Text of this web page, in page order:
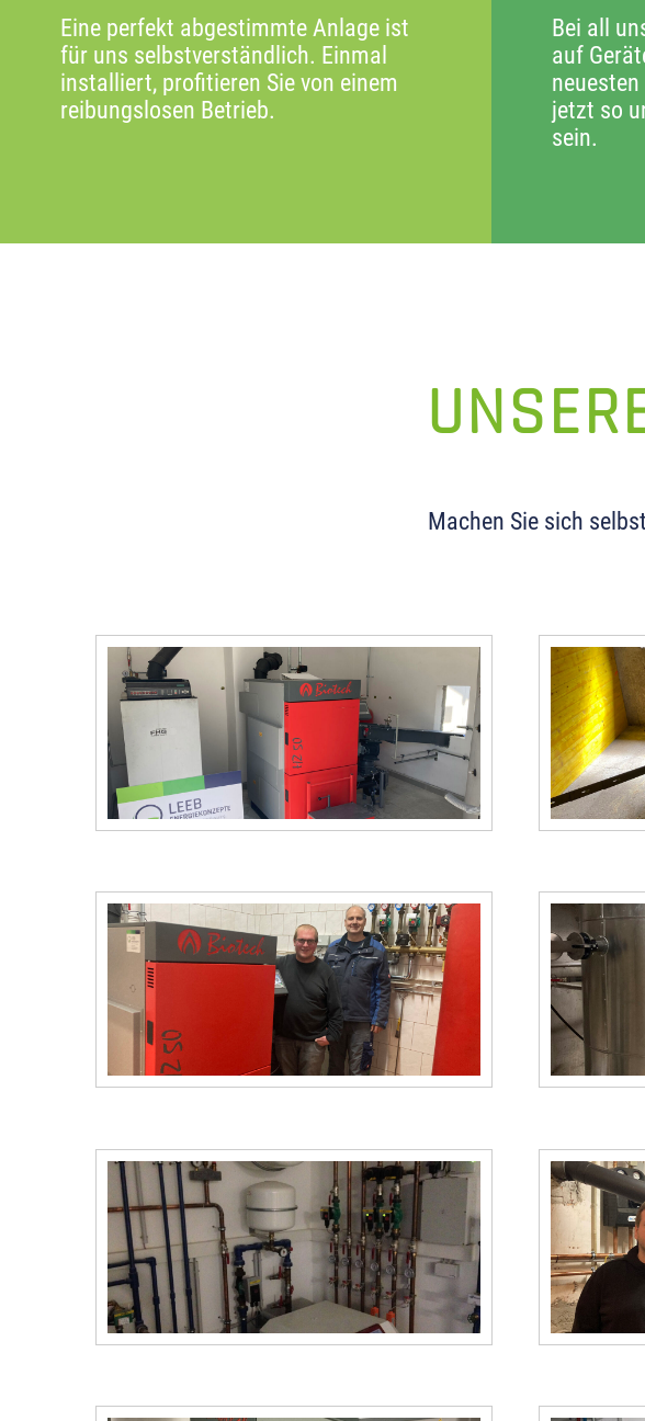
Eine perfekt abgestimmte Anlage ist
für uns selbstverständlich. Einmal
installiert, profitieren Sie von einem
reibungslosen Betrieb.
Bei all
auf
jetzt so
sein.
Machen Sie sich